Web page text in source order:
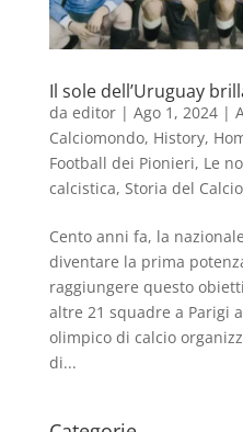
Il sole dell’Uruguay
da editor| Ago 1, 2024|
Calciomondo, History,
Football dei Pionieri, Le
calcistica, Storia del Calcio
Cento anni fa, la
diventare la prima
raggiungere questo
altre 21 squadre a Parigi
olimpico di calcio
di...